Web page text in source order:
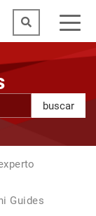
buscar
Guides